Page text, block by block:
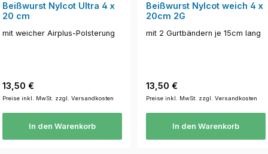
Beißwurst Nylcot Ultra 4 x
20 cm
mit weicher Airplus-Polsterung
Regulärer Preis:
13,50 €
Preise inkl. MwSt. zzgl. Versandkosten
In den Warenkorb
Beißwurst Nylcot weich 4 x
20cm 2G
mit 2 Gurtbändern je 15cm lang
Regulärer Preis:
13,50 €
Preise inkl. MwSt. zzgl. Versandkosten
In den Warenkorb